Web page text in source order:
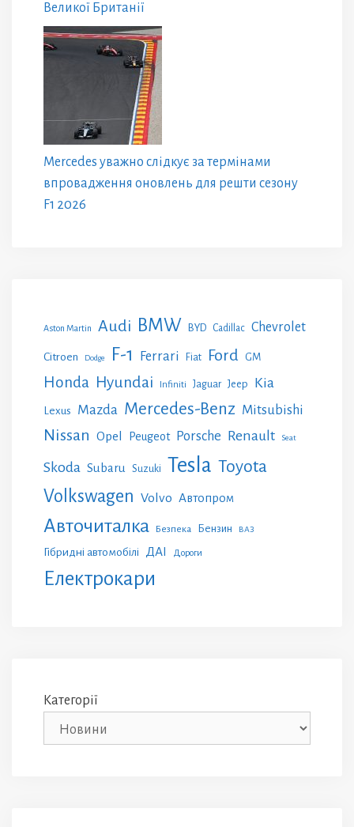
Великої Британії
Mercedes уважно слідкує за термінами
впровадження оновлень для решти сезону
F1 2026
Aston Martin Audi BMW BYD Cadillac Chevrolet
Citroen Dodge F-1 Ferrari Fiat Ford GM
Honda Hyundai Infiniti Jaguar Jeep Kia
Lexus Mazda Mercedes-Benz Mitsubishi
Nissan Opel Peugeot Porsche Renault Seat
Skoda Subaru Suzuki Tesla Toyota
Volkswagen Volvo Автопром
Авточиталка Безпека Бензин ВАЗ
Гібридні автомобілі ДАІ Дороги
Електрокари
Категорії